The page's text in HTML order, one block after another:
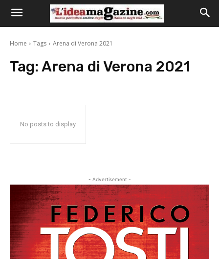
Home Tags Arena di Verona 2021
Tag: Arena di Verona 2021
No posts to display
- Advertisement -